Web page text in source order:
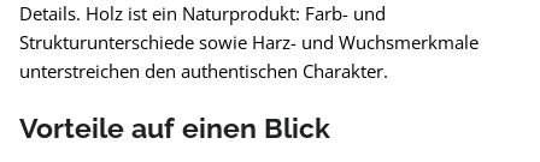
Details. Holz ist ein Naturprodukt: Farb- und
Strukturunterschiede sowie Harz- und Wuchsmerkmale
unterstreichen den authentischen Charakter.
Vorteile auf einen Blick